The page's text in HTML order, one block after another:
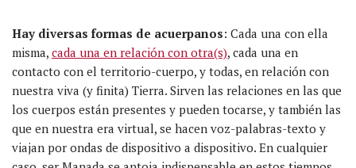
Hay diversas formas de acuerpanos: Cada una con ella
misma, cada una en relación con otra(s), cada una en
contacto con el territorio-cuerpo, y todas, en relación con
nuestra viva (y finita) Tierra. Sirven las relaciones en las que
los cuerpos están presentes y pueden tocarse, y también las
que en nuestra era virtual, se hacen voz-palabras-texto y
viajan por ondas de dispositivo a dispositivo. En cualquier